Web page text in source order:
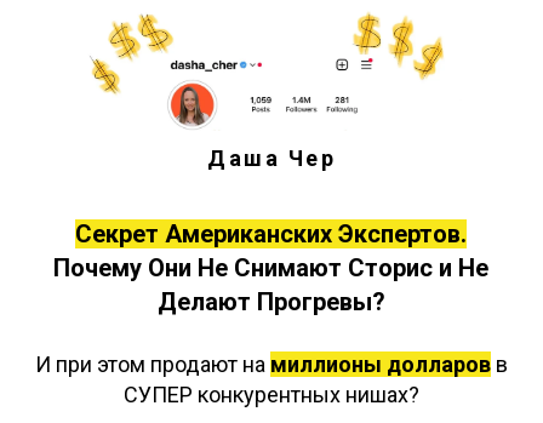
Даша Чер
Секрет Американских Экспертов.
Почему Они Не Снимают Сторис и Не
Делают Прогревы?
И при этом продают на миллионы долларовв
СУПЕР конкурентных нишах?